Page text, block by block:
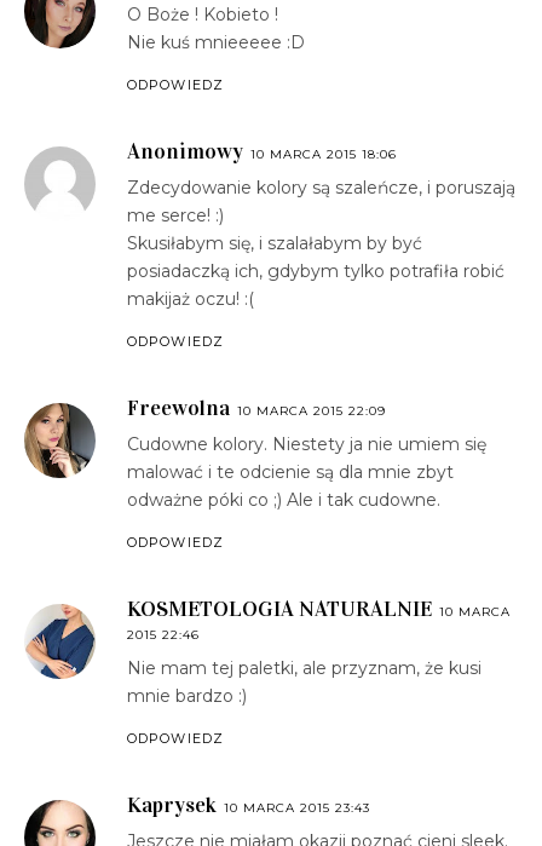
O Boże ! Kobieto !
Nie kuś mnieeeee :D
ODPOWIEDZ
Anonimowy 10 MARCA 2015 18:06
Zdecydowanie kolory są szaleńcze, i poruszają
me serce! :)
Skusiłabym się, i szalałabym by być
posiadaczką ich, gdybym tylko potrafiła robić
makijaż oczu! :(
ODPOWIEDZ
Freewolna 10 MARCA 2015 22:09
Cudowne kolory. Niestety ja nie umiem się
malować i te odcienie są dla mnie zbyt
odważne póki co ;) Ale i tak cudowne.
ODPOWIEDZ
KOSMETOLOGIA NATURALNIE 10 MARCA
2015 22:46
Nie mam tej paletki, ale przyznam, że kusi
mnie bardzo :)
ODPOWIEDZ
Kaprysek 10 MARCA 2015 23:43
Jeszcze nie miałam okazji poznać cieni sleek.